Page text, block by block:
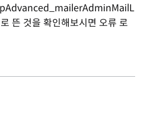
뜬 것을 확인해보시면 오류 로